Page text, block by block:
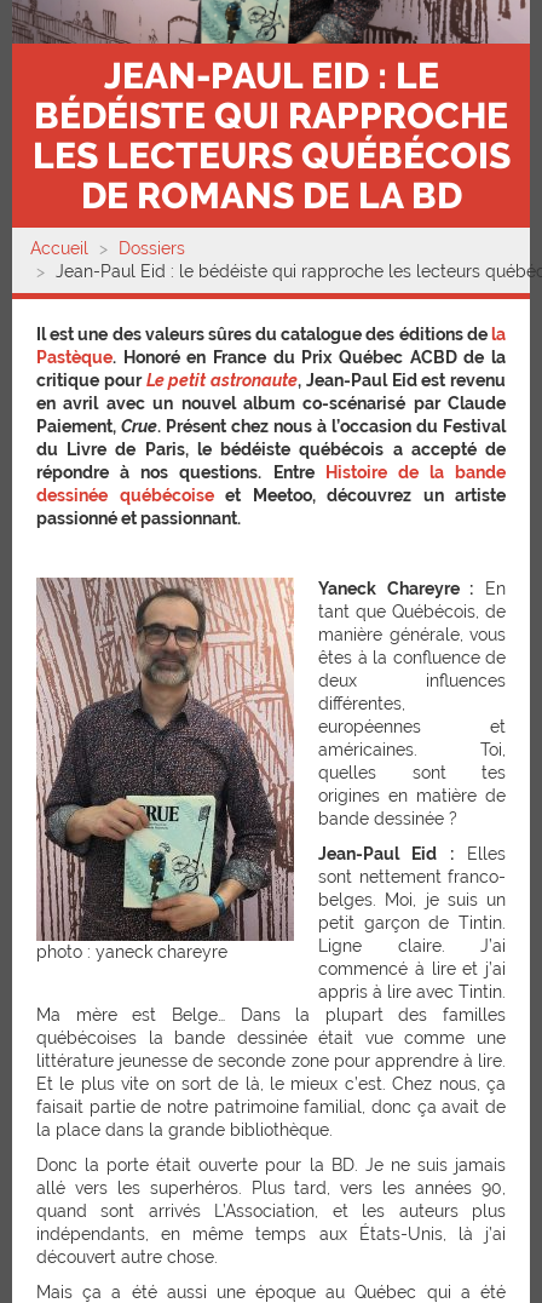
JEAN-PAUL EID : LE
BÉDÉISTE QUI RAPPROCHE
LES LECTEURS QUÉBÉCOIS
DE ROMANS DE LA BD
Accueil
Dossiers
Jean-Paul Eid : le bédéiste qui rapproche les lecteurs
Il est une des valeurs sûres du catalogue des éditions de la
Pastèque. Honoré en France du Prix Québec ACBD de la
critique pourLe petit astronaute, Jean-Paul Eid est revenu
en avril avec un nouvel album co-scénarisé par Claude
Paiement, Crue. Présent chez nous à l’occasion du Festival
du Livre de Paris, le bédéiste québécois a accepté de
répondre à nos questions. Entre
Histoire de la bande
dessinée québécoiseet Meetoo, découvrez un artiste
passionné et passionnant.
photo : yaneck chareyre
Yaneck Chareyre : En
tant que Québécois, de
manière générale, vous
êtes à la confluence de
deux influences
différentes,
européennes et
américaines. Toi,
quelles sont tes
origines en matière de
bande dessinée ?
Jean-Paul Eid :Elles
sont nettement franco-
belges. Moi, je suis un
petit garçon de Tintin.
Ligne claire. J’ai
commencé à lire et j’ai
appris à lire avec Tintin.
Ma mère est Belge… Dans la plupart des familles
québécoises la bande dessinée était vue comme une
littérature jeunesse de seconde zone pour apprendre à lire.
Et le plus vite on sort de là, le mieux c’est. Chez nous, ça
faisait partie de notre patrimoine familial, donc ça avait de
la place dans la grande bibliothèque.
Donc la porte était ouverte pour la BD. Je ne suis jamais
allé vers les superhéros. Plus tard, vers les années 90,
quand sont arrivés L’Association, et les auteurs plus
indépendants, en même temps aux États-Unis, là j’ai
découvert autre chose.
Mais ça a été aussi une époque au Québec qui a été